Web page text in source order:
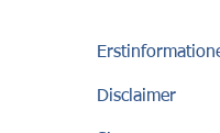
Disclaimer